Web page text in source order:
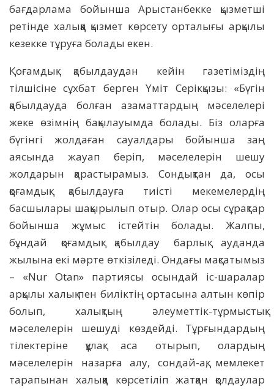
бағдарлама бойынша Арыстанбекке қызметші
ретінде халыққа қызмет көрсету орталығы арқылы
кезекке тұруға болады екен.
Қоғамдық қабылдаудан кейін газетіміздің
тілшісіне сұхбат берген Үміт Серікқызы: «Бүгін
қабылдауда болған азаматтардың мәселелері
жеке өзімнің бақылауымда болады. Біз оларға
бүгінгі жолдаған сауалдары бойынша заң
аясында жауап беріп, мәселелерін шешу
жолдарын қарастырамыз. Сондықтан да, осы
қоғамдық қабылдауға тиісті мекемелердің
басшылары шақырылып отыр. Олар осы сұрақтар
бойынша жұмыс істейтін болады. Жалпы,
бұндай қоғамдық қабылдау барлық ауданда
жылына екі мәрте өткізіледі. Ондағы мақсатымыз
– «Nur Otan» партиясы осындай іс-шаралар
арқылы халық пен биліктің ортасына алтын көпір
болып, халықтың әлеуметтік-тұрмыстық
мәселелерін шешуді көздейді. Тұрғындардың
тілектеріне құлақ аса отырып, олардың
мәселелерін назарға алу, сондай-ақ, мемлекет
тарапынан халыққа көрсетіліп жатқан қолдаулар